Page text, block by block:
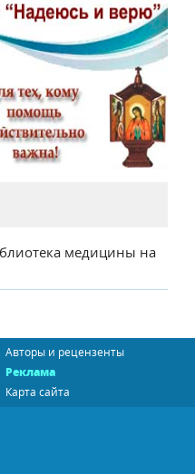
медицины на
Авторы и рецензенты
Реклама
Карта сайта